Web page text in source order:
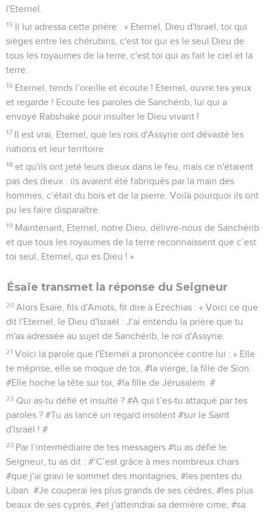
l'Eternel.
15 Il lui adressa cette prière : « Eternel, Dieu d'Israël, toi qui
sièges entre les chérubins, c'est toi qui es le seul Dieu de
tous les royaumes de la terre, c'est toi qui as fait le ciel et la
terre.
16 Eternel, tends l’oreille et écoute ! Eternel, ouvre tes yeux
et regarde ! Ecoute les paroles de Sanchérib, lui qui a
envoyé Rabshaké pour insulter le Dieu vivant !
17 Il est vrai, Eternel, que les rois d'Assyrie ont dévasté les
nations et leur territoire
18 et qu'ils ont jeté leurs dieux dans le feu, mais ce n'étaient
pas des dieux : ils avaient été fabriqués par la main des
hommes, c’était du bois et de la pierre. Voilà pourquoi ils ont
pu les faire disparaître.
19 Maintenant, Eternel, notre Dieu, délivre-nous de Sanchérib
et que tous les royaumes de la terre reconnaissent que c’est
toi seul, Eternel, qui es Dieu ! »
Ésaïe transmet la réponse du Seigneur
20 Alors Esaïe, fils d'Amots, fit dire à Ezéchias : « Voici ce que
dit l'Eternel, le Dieu d'Israël : J'ai entendu la prière que tu
m'as adressée au sujet de Sanchérib, le roi d'Assyrie.
21 Voici la parole que l'Eternel a prononcée contre lui : » Elle
te méprise, elle se moque de toi, #la vierge, la fille de Sion.
#Elle hoche la tête sur toi, #la fille de Jérusalem. #
22 Qui as-tu défié et insulté ? #A qui t’es-tu attaqué par tes
paroles ? #Tu as lancé un regard insolent #sur le Saint
d'Israël ! #
23 Par l’intermédiaire de tes messagers #tu as défié le
Seigneur, tu as dit : #‘C’est grâce à mes nombreux chars
#que j'ai gravi le sommet des montagnes, #les pentes du
Liban. #Je couperai les plus grands de ses cèdres, #les plus
beaux de ses cyprès, #et j'atteindrai sa dernière cime, #sa